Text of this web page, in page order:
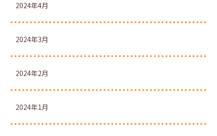
2024年4月
2024年3月
2024年2月
2024年1月